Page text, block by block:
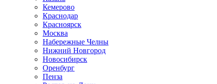
Кемерово
Краснодар
Красноярск
Москва
Набережные Челны
Нижний Новгород
Новосибирск
Оренбург
Пенза